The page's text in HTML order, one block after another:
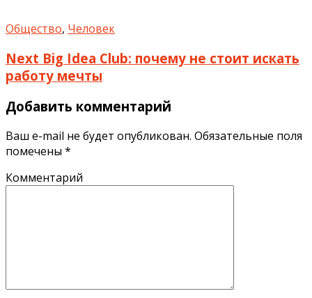
Общество, Человек
Next Big Idea Club: почему не стоит искать
работу мечты
Добавить комментарий
Ваш e-mail не будет опубликован. Обязательные поля
помечены *
Комментарий